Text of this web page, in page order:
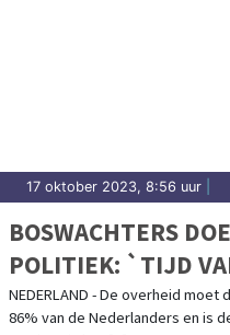
17 oktober 2023, 8:56 uur
BOSWACHTERS
POLITIEK: `TIJD
BELÓVEN IS
NEDERLAND - De overheid
86% van de Nederlanders en is